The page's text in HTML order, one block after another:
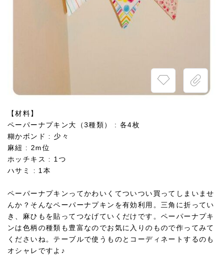
【材料】
ペーパーナプキン大（3種類） : 各4枚
糊かボンド : 少々
麻紐 : 2m位
ホッチキス : 1つ
ハサミ : 1本
ペーパーナプキンってかわいくてついつい買ってしまいませ
んか？そんなペーパーナプキンを有効利用。三角に折ってい
き、麻ひもを貼ってつなげていくだけです。ペーパーナプキ
ンは色柄の種類も豊富なのでお気に入りのもので作ってみて
くださいね。テーブルで使うものとコーディネートするのも
オシャレですよ♪